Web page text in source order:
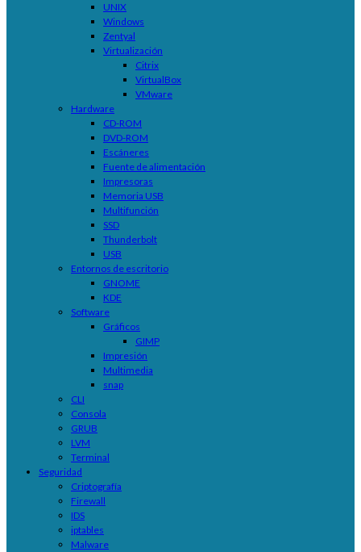
UNIX
Windows
Zentyal
Virtualización
Citrix
VirtualBox
VMware
Hardware
CD-ROM
DVD-ROM
Escáneres
Fuente de alimentación
Impresoras
Memoria USB
Multifunción
SSD
Thunderbolt
USB
Entornos de escritorio
GNOME
KDE
Software
Gráficos
GIMP
Impresión
Multimedia
snap
CLI
Consola
GRUB
LVM
Terminal
Seguridad
Criptografía
Firewall
IDS
iptables
Malware